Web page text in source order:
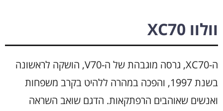
וולוו XC70
ה-XC70, גרסה מוגבהת של ה-V70, הושקה לראשונה
בשנת 1997, והפכה במהרה ללהיט בקרב משפחות
ואנשים שאוהבים הרפתקאות. הדגם שואב השראה